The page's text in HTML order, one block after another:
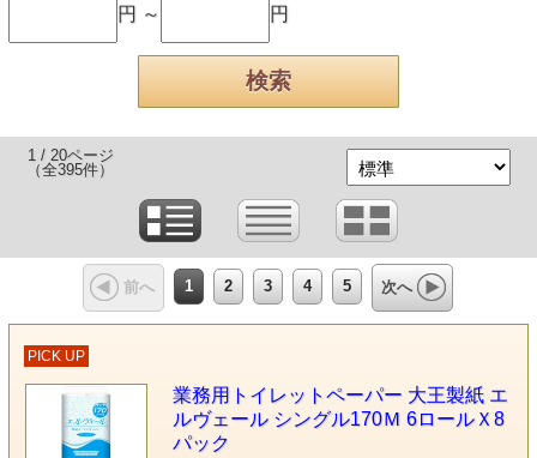
円 ～
円
1 / 20ページ
（全395件）
前へ 1 2 3 4 5 次へ
PICK UP
業務用トイレットペーパー 大王製紙 エ
ルヴェール シングル170Ｍ 6ロールＸ8
パック